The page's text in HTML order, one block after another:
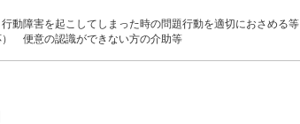
動障害を起こしてしまった時の問題行動を適切におさめる等
） 便意の認識ができない方の介助等